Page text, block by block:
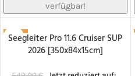
verfügbar!
-18%
NACHBESTELLT!
Seegleiter Pro 11.6 Cruiser SUP
2026 [350x84x15cm]